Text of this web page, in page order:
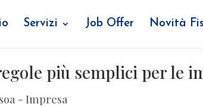
Servizi Job Offer Novità
più semplici per le
- Impresa